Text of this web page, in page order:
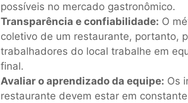
possíveis no mercado gastronômico.
Transparência e confiabilidade: O
coletivo de um restaurante, portanto,
trabalhadores do local trabalhe em
final.
Avaliar o aprendizado da equipe: Os
restaurante devem estar em